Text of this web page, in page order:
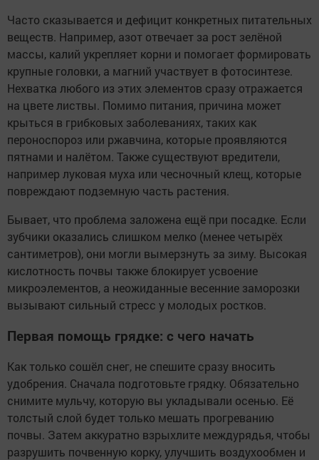
Часто сказывается и дефицит конкретных питательных
веществ. Например, азот отвечает за рост зелёной
массы, калий укрепляет корни и помогает формировать
крупные головки, а магний участвует в фотосинтезе.
Нехватка любого из этих элементов сразу отражается
на цвете листвы. Помимо питания, причина может
крыться в грибковых заболеваниях, таких как
пероноспороз или ржавчина, которые проявляются
пятнами и налётом. Также существуют вредители,
например луковая муха или чесночный клещ, которые
повреждают подземную часть растения.
Бывает, что проблема заложена ещё при посадке. Если
зубчики оказались слишком мелко (менее четырёх
сантиметров), они могли вымерзнуть за зиму. Высокая
кислотность почвы также блокирует усвоение
микроэлементов, а неожиданные весенние заморозки
вызывают сильный стресс у молодых ростков.
Первая помощь грядке: с чего начать
Как только сошёл снег, не спешите сразу вносить
удобрения. Сначала подготовьте грядку. Обязательно
снимите мульчу, которую вы укладывали осенью. Её
толстый слой будет только мешать прогреванию
почвы. Затем аккуратно взрыхлите междурядья, чтобы
разрушить почвенную корку, улучшить воздухообмен и